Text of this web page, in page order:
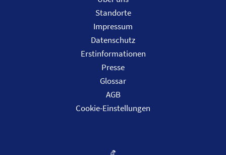
Standorte
Impressum
Datenschutz
Erstinformationen
Presse
Glossar
AGB
Cookie-Einstellungen